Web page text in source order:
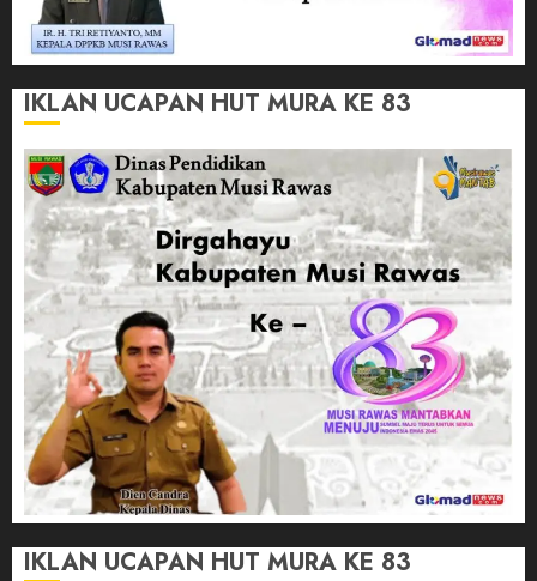
IKLAN UCAPAN HUT MURA KE 83
IKLAN UCAPAN HUT MURA KE 83